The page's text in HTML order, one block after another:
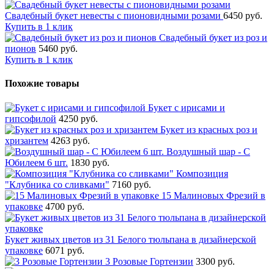
Свадебный букет невесты с пионовидными розами 6450 руб.
Купить в 1 клик
Свадебный букет из роз и
пионов 5460 руб.
Купить в 1 клик
Похожие товары
Букет с ирисами и
гипсофилой 4250 руб.
Букет из красных роз и
хризантем 4263 руб.
Воздушный шар - С
Юбилеем 6 шт. 1830 руб.
Композиция
"Клубника со сливками" 7160 руб.
15 Малиновых Фрезий в
упаковке 4700 руб.
Букет живых цветов из 31 Белого тюльпана в дизайнерской
упаковке 6071 руб.
3 Розовые Гортензии 3300 руб.